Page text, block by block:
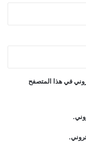
في هذا المتصفح